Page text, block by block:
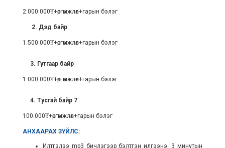
2.000.000₮+өргөмжлөл+гарын бэлэг
2. Дэд байр
1.500.000₮+өргөмжлөл+гарын бэлэг
3. Гутгаар байр
1.000.000₮+өргөмжлөл+гарын бэлэг
4. Тусгай байр 7
100.000₮+өргөмжлөл+гарын бэлэг
АНХААРАХ ЗҮЙЛС:
Илтгэлээ mp3 бичлэгээр бэлтгэн илгээнэ. 3 минутын